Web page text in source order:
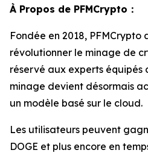
À Propos de PFMCrypto：
Fondée en 2018, PFMCrypto
révolutionner le minage de
réservé aux experts
minage devient désormais
un modèle basé sur le cloud.
Les utilisateurs peuvent
DOGE et plus encore en